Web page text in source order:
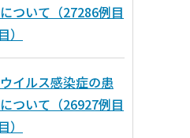
ついて（27286例目
イルス感染症の患
ついて（26927例目